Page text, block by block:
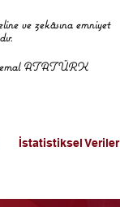
ve zekâsına emniyet
ATATÜRK
İstatistiksel Veriler